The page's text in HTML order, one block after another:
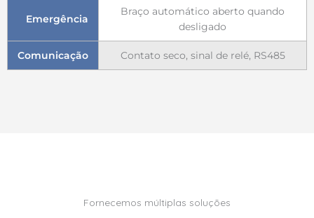
Emergência
Braço automático aberto quando
desligado
Comunicação Contato seco, sinal de relé, RS485
Fornecemos múltiplas soluções